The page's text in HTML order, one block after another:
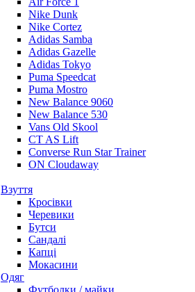
Nike Dunk
Nike Cortez
Adidas Samba
Adidas Gazelle
Adidas Tokyo
Puma Speedcat
Puma Mostro
New Balance 9060
New Balance 530
Vans Old Skool
CT AS Lift
Converse Run Star Trainer
ON Cloudaway
Взуття
Кросівки
Черевики
Бутси
Сандалі
Капці
Мокасини
Одяг
Футболки / майки